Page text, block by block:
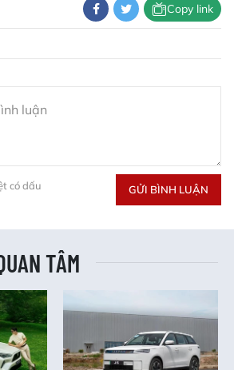
Copy link
có dấu GỬI BÌNH LUẬN
TÂM